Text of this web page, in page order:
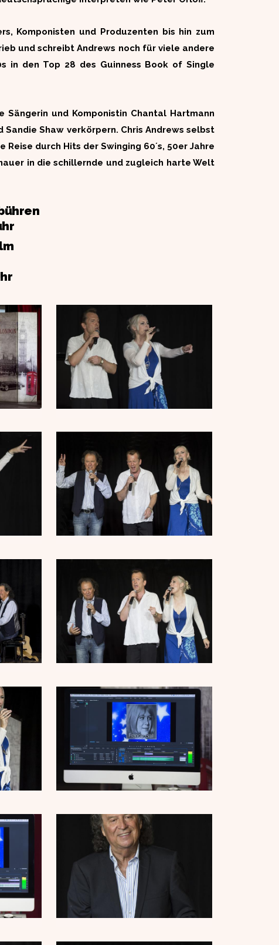
Komponisten und Produzenten bis hin zum
und schreibt Andrews noch für viele andere
in den Top 28 des Guinness Book of Single
Sängerin und Komponistin Chantal Hartmann
Shaw verkörpern. Chris Andrews selbst
durch Hits der Swinging 60´s, 50er Jahre
in die schillernde und zugleich harte Welt